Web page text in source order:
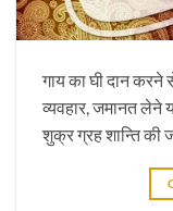
गाय का घी दान करने
व्यवहार, जमानत लेने
शुक्र ग्रह शान्ति की